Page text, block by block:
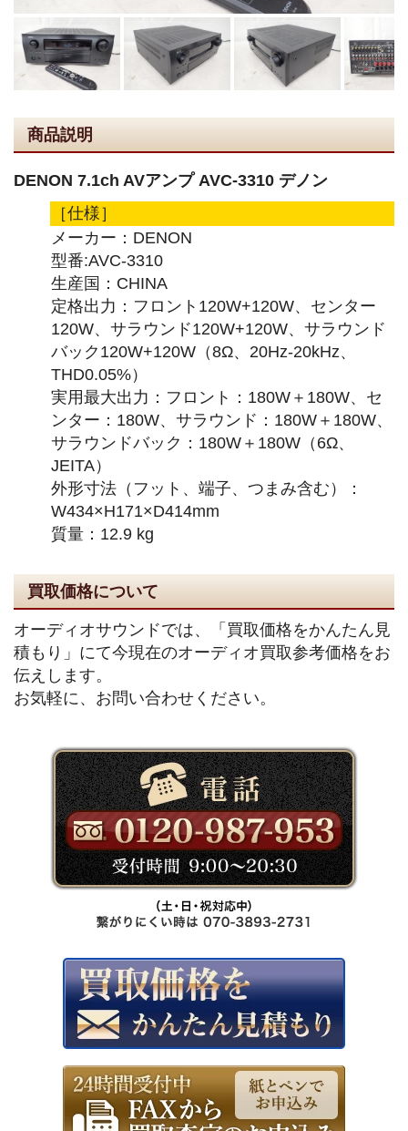
商品説明
DENON 7.1ch AVアンプ AVC-3310 デノン
［仕様］
メーカー：DENON
型番:AVC-3310
生産国：CHINA
定格出力：フロント120W+120W、センター
120W、サラウンド120W+120W、サラウンド
バック120W+120W（8Ω、20Hz-20kHz、
THD0.05%）
実用最大出力：フロント：180W＋180W、セ
ンター：180W、サラウンド：180W＋180W、
サラウンドバック：180W＋180W（6Ω、
JEITA）
外形寸法（フット、端子、つまみ含む）：
W434×H171×D414mm
質量：12.9 kg
買取価格について
オーディオサウンドでは、「買取価格をかんたん見
積もり」にて今現在のオーディオ買取参考価格をお
伝えします。
お気軽に、お問い合わせください。